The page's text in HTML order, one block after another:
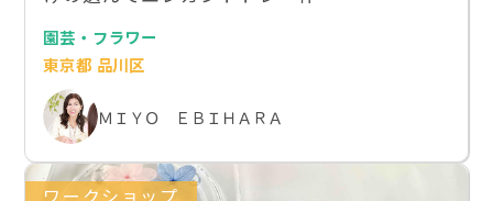
園芸・フラワー
東京都 品川区
ＭＩＹＯ ＥＢＩＨＡＲＡ
ワークショップ